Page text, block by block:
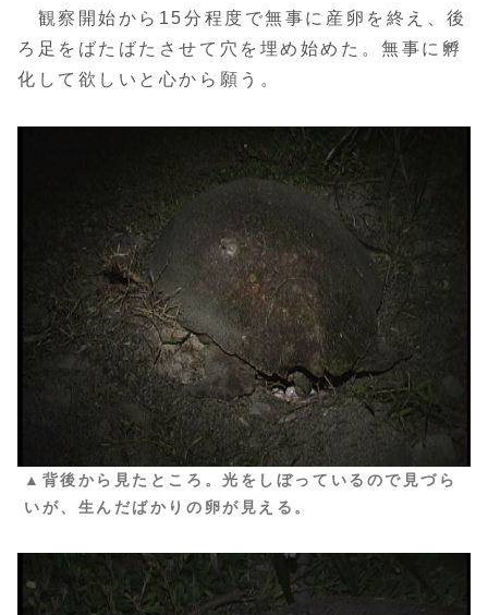
観察開始から15分程度で無事に産卵を終え、後
ろ足をばたばたさせて穴を埋め始めた。無事に孵
化して欲しいと心から願う。
▲背後から見たところ。光をしぼっているので見づら
いが、生んだばかりの卵が見える。